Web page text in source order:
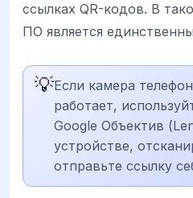
ссылках QR-кодов. В
ПО является
💡Если камера
работает,
Google Объектив
устройстве,
отправьте ссылку